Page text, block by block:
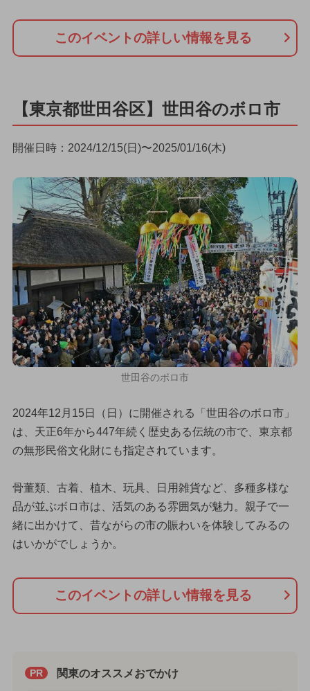
このイベントの詳しい情報を見る
【東京都世田谷区】世田谷のボロ市
開催日時：2024/12/15(日)〜2025/01/16(木)
世田谷のボロ市
2024年12月15日（日）に開催される「世田谷のボロ市」
は、天正6年から447年続く歴史ある伝統の市で、東京都
の無形民俗文化財にも指定されています。
骨董類、古着、植木、玩具、日用雑貨など、多種多様な
品が並ぶボロ市は、活気のある雰囲気が魅力。親子で一
緒に出かけて、昔ながらの市の賑わいを体験してみるの
はいかがでしょうか。
このイベントの詳しい情報を見る
PR 関東のオススメおでかけ